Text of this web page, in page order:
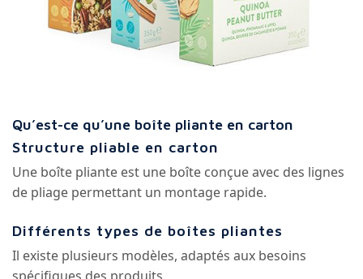
Qu’est-ce qu’une boîte pliante en carton
Structure pliable en carton
Une boîte pliante est une boîte conçue avec des lignes
de pliage permettant un montage rapide.
Différents types de boîtes pliantes
Il existe plusieurs modèles, adaptés aux besoins